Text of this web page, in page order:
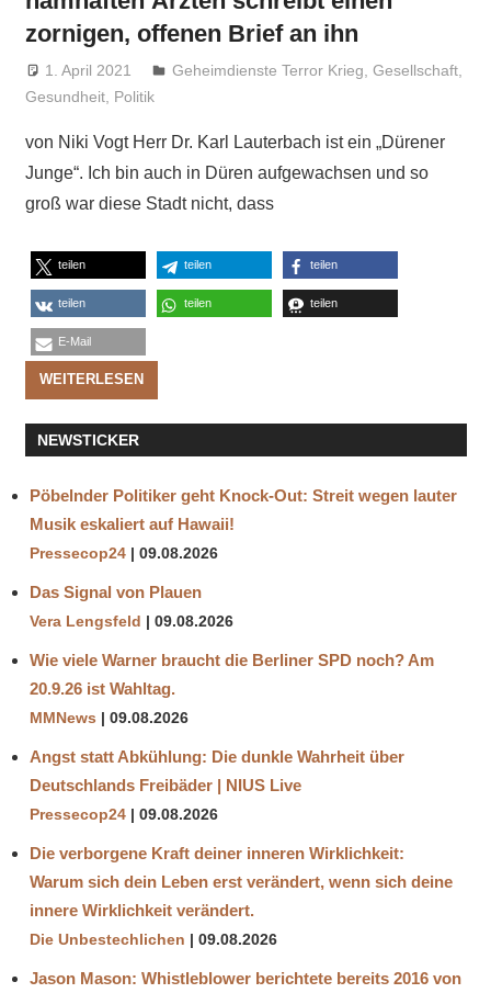
zornigen, offenen Brief an ihn
1. April 2021 Niki Vogt
Geheimdienste Terror Krieg ,Gesellschaft
Gesundheit, Politik
von Niki Vogt Herr Dr. Karl Lauterbach ist ein „Dürener
Junge“. Ich bin auch in Düren aufgewachsen und so
groß war diese Stadt nicht, dass
teilen teilen teilen
teilen teilen teilen
E-Mail
WEITERLESEN
NEWSTICKER
Pöbelnder Politiker geht Knock-Out: Streit wegen lauter
Musik eskaliert auf Hawaii!
Pressecop24 09.08.2026
Das Signal von Plauen
Vera Lengsfeld 09.08.2026
Wie viele Warner braucht die Berliner SPD noch? Am
20.9.26 ist Wahltag.
MMNews 09.08.2026
Angst statt Abkühlung: Die dunkle Wahrheit über
Deutschlands Freibäder | NIUS Live
Pressecop24 09.08.2026
Die verborgene Kraft deiner inneren Wirklichkeit:
Warum sich dein Leben erst verändert, wenn sich deine
innere Wirklichkeit verändert.
Die Unbestechlichen 09.08.2026
Jason Mason: Whistleblower berichtete bereits 2016 von